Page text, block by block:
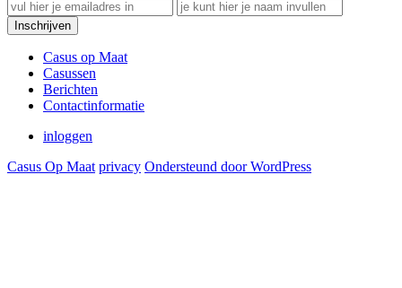
Casus op Maat
Casussen
Berichten
Contactinformatie
inloggen
Casus Op Maat privacy Ondersteund door WordPress